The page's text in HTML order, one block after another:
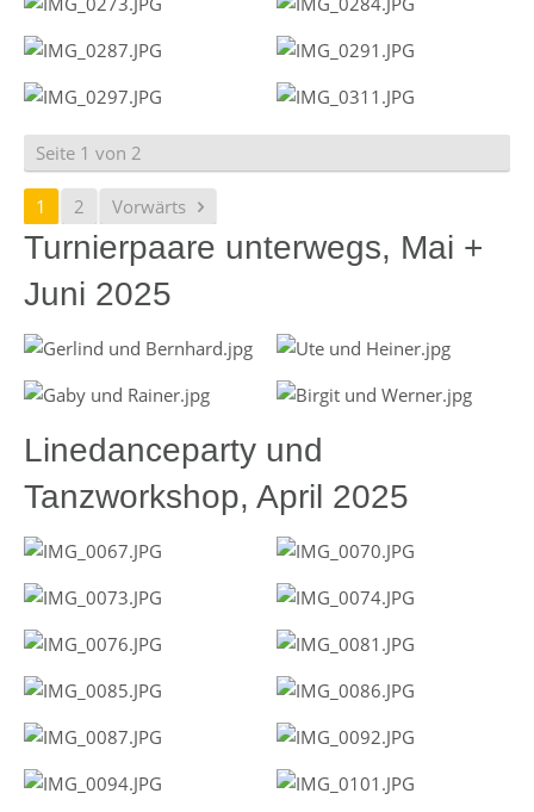
Seite 1 von 2
1 2 Vorwärts
Turnierpaare unterwegs, Mai +
Juni 2025
Linedanceparty und
Tanzworkshop, April 2025